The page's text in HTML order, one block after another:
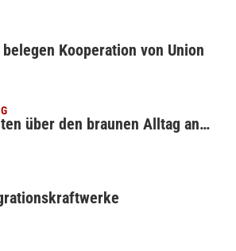
Kooperation von Union
über den braunen Alltag an…